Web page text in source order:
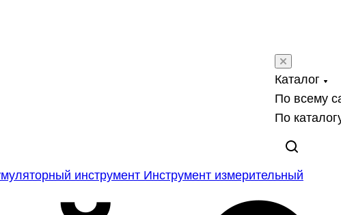
Каталог
По всему
По
инструмент Инструмент измерительный